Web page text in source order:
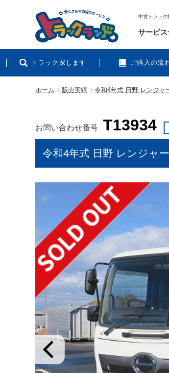
中古トラック
トラック探します ご購入の流
サービ
ホーム 販売実績 令和4年式 日野 レンジャ
お問い合わせ番号 T13934
令和4年式 日野 レンジャ